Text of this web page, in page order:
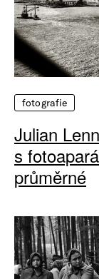
fotografie
Julian
s
průměrné